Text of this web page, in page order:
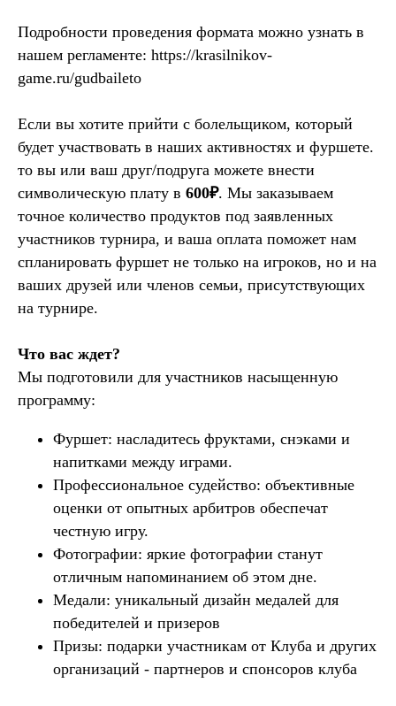
Подробности проведения формата можно узнать в
нашем регламенте: https://krasilnikov-
game.ru/gudbaileto
Если вы хотите прийти с болельщиком, который
будет участвовать в наших активностях и фуршете.
то вы или ваш друг/подруга можете внести
символическую плату в 600₽. Мы заказываем
точное количество продуктов под заявленных
участников турнира, и ваша оплата поможет нам
спланировать фуршет не только на игроков, но и на
ваших друзей или членов семьи, присутствующих
на турнире.
Что вас ждет?
Мы подготовили для участников насыщенную
программу:
Фуршет: насладитесь фруктами, снэками и
напитками между играми.
Профессиональное судейство: объективные
оценки от опытных арбитров обеспечат
честную игру.
Фотографии: яркие фотографии станут
отличным напоминанием об этом дне.
Медали: уникальный дизайн медалей для
победителей и призеров
Призы: подарки участникам от Клуба и других
организаций - партнеров и спонсоров клуба